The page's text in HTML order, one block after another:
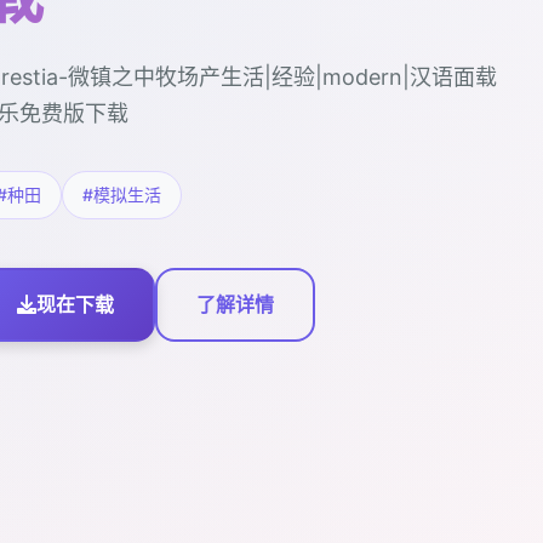
微镇之中牧场产生活|经验|modern|汉语面载
免费版下载
种田 #模拟生活
现在下载 了解详情